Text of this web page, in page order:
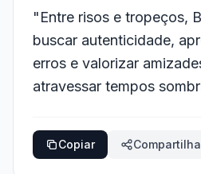
"Entre risos e tropeços,
buscar autenticidade,
erros e valorizar
atravessar tempos
Copiar